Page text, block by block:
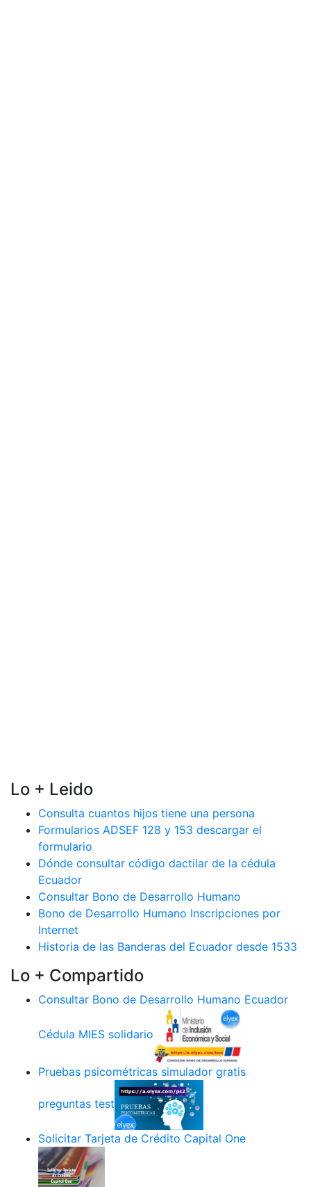
Lo + Leido
Consulta cuantos hijos tiene una persona
Formularios ADSEF 128 y 153 descargar el
formulario
Dónde consultar código dactilar de la cédula
Ecuador
Consultar Bono de Desarrollo Humano
Bono de Desarrollo Humano Inscripciones por
Internet
Historia de las Banderas del Ecuador desde 1533
Lo + Compartido
Consultar Bono de Desarrollo Humano Ecuador
Cédula MIES solidario
Pruebas psicométricas simulador gratis
preguntas test
Solicitar Tarjeta de Crédito Capital One